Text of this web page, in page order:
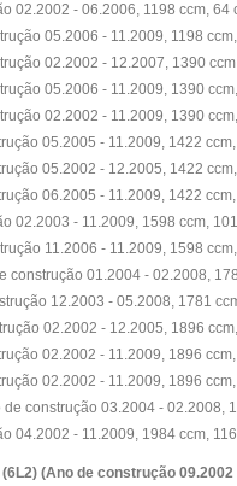
02.2002 - 06.2006, 1198 ccm, 64
05.2006 - 11.2009, 1198
02.2002 - 12.2007, 1390
05.2006 - 11.2009, 1390
02.2002 - 11.2009, 1390
05.2005 - 11.2009, 1422
05.2002 - 12.2005, 1422
06.2005 - 11.2009, 1422
02.2003 - 11.2009, 1598 ccm,
11.2006 - 11.2009, 1598
construção 01.2004 - 02.2008,
12.2003 - 05.2008, 1781
02.2002 - 12.2005, 1896
02.2002 - 11.2009, 1896
02.2002 - 11.2009, 1896
de construção 03.2004 - 02.2008,
04.2002 - 11.2009, 1984 ccm,
(Ano de construção 09.2002